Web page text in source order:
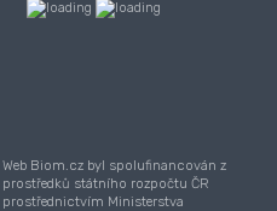
Web Biom.cz byl spolufinancován z
prostředků státního rozpočtu ČR
prostřednictvím Ministerstva